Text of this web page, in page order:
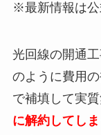
※最新情報は公
光回線の開通
のように費用
で補填して実
に解約してし